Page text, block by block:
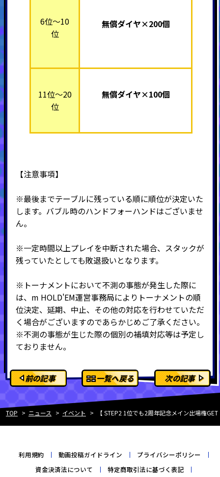
6位～10
位
無償ダイヤ×200個
11位～20
位
無償ダイヤ×100個
【注意事項】
※最後までテーブルに残っている順に順位が決定いた
します。バブル時のハンドフォーハンドはございませ
ん。
※一定時間以上プレイを中断された場合、スタックが
残っていたとしても敗退扱いとなります。
※トーナメントにおいて不測の事態が発生した際に
は、m HOLD'EM運営事務局によりトーナメントの順
位決定、延期、中止、その他の対応を行わせていただ
く場合がございますのであらかじめご了承ください。
※不測の事態が生じた際の個別の補填対応等は予定し
ておりません。
前の記事 一覧へ戻る 次の記事
TOP ニュース イベント 【 STEP2 1位でも2周年記念メイン出場権
利用規約 動画投稿ガイドライン
プライバシーポリシー
資金決済法について
特定商取引法に基づく表記